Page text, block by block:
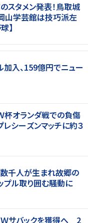
スタメン発表！鳥取城
山学芸館は技巧派左
】
加入、159億円でニュー
オランダ戦での負傷
シーズンマッチに約３
千人が生まれ故郷の
プル取り囲む騒動に
Ｗサバックを獲得へ 2